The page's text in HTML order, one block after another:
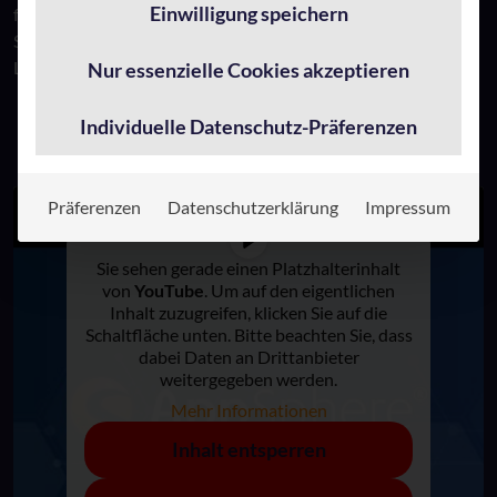
für wiederkehrende Prozesse gab, verschiedene Tools zur
Strukturierung der Arbeit vorstellte und auf das TRINITY
Lösungsmodul New Work, Culture & Transformation
Sie sehen gerade einen Platzhalterinhalt
von YouTube. Um auf den eigentlichen
Inhalt zuzugreifen, klicken Sie auf die
Schaltfläche unten. Bitte beachten Sie, dass
dabei Daten an Drittanbieter
weitergegeben werden.
Mehr Informationen
Inhalt entsperren
Einwilligung speichern
Nur essenzielle Cookies akzeptieren
Individuelle Datenschutz-Präferenzen
Präferenzen Datenschutzerklärung Impressum